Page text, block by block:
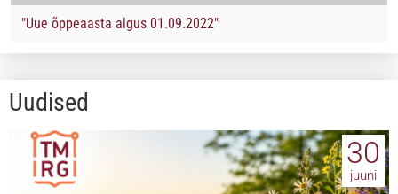
"Uue õppeaasta algus 01.09.2022"
Uudised
30
juuni